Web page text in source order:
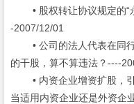
• 股权转让协议规定的“
-2007/12/01
• 公司的法人代表在同行
的干股，算不算违法？----
• 内资企业增资扩股，引
当适用内资企业还是外资企